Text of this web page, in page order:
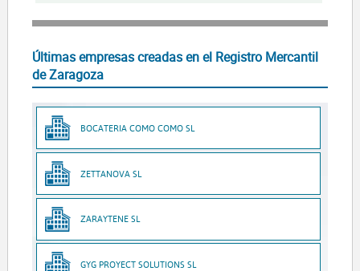
Últimas empresas creadas en el Registro Mercantil
de Zaragoza
BOCATERIA COMO COMO SL
ZETTANOVA SL
ZARAYTENE SL
GYG PROYECT SOLUTIONS SL